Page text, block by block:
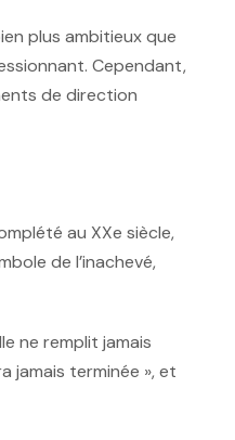
plus ambitieux que
Cependant,
de direction
au XXe siècle,
de l’inachevé,
ne remplit jamais
jamais terminée », et